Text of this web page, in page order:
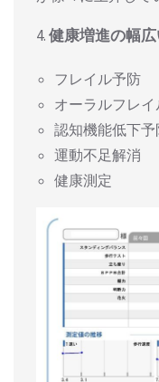
4.健康増進の幅
フレイル予防
オーラルフレ
認知機能低下予
運動不足解消
健康測定